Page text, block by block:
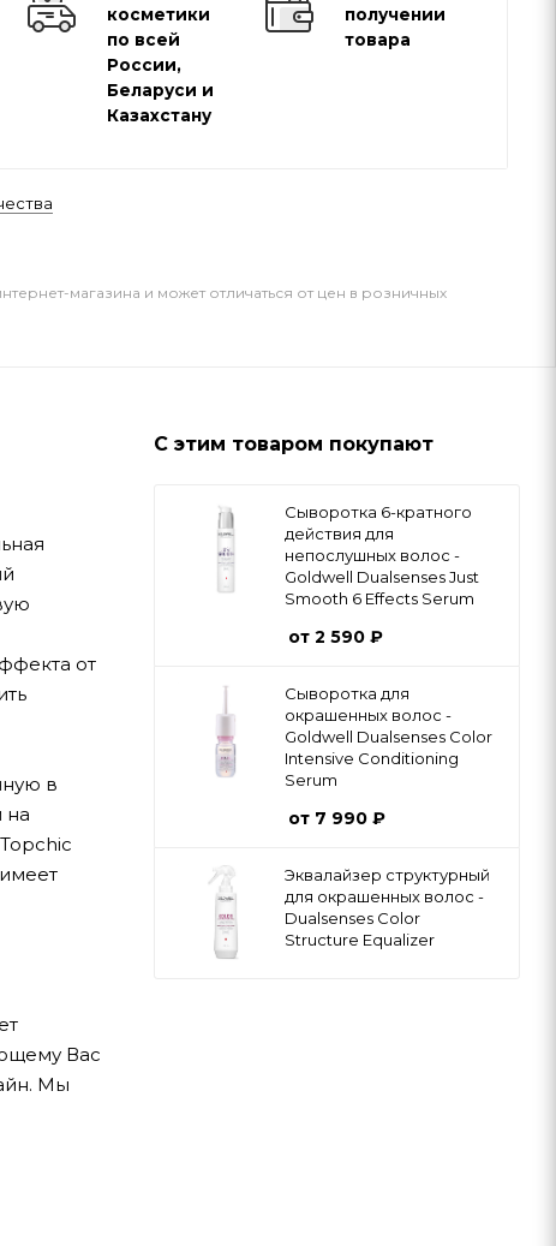
косметики
по всей
России,
Беларуси и
Казахстану
получении
товара
магазина и может отличаться от цен в розничных
от
в
на
Вас
Мы
С этим товаром покупают
Сыворотка 6-кратного
действия для
непослушных волос -
Goldwell Dualsenses Just
Smooth 6 Effects Serum
от 2 590 ₽
Cыворотка для
окрашенных волос -
Goldwell Dualsenses Color
Intensive Conditioning
Serum
от 7 990 ₽
Эквалайзер структурный
для окрашенных волос -
Dualsenses Color
Structure Equalizer